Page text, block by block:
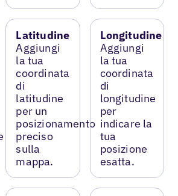
Latitudine
Aggiungi
la tua
coordinata
di
latitudine
per un
posizionamento
preciso
sulla
mappa.
Longitudine
Aggiungi
la tua
coordinata
di
longitudine
per
indicare la
tua
posizione
esatta.